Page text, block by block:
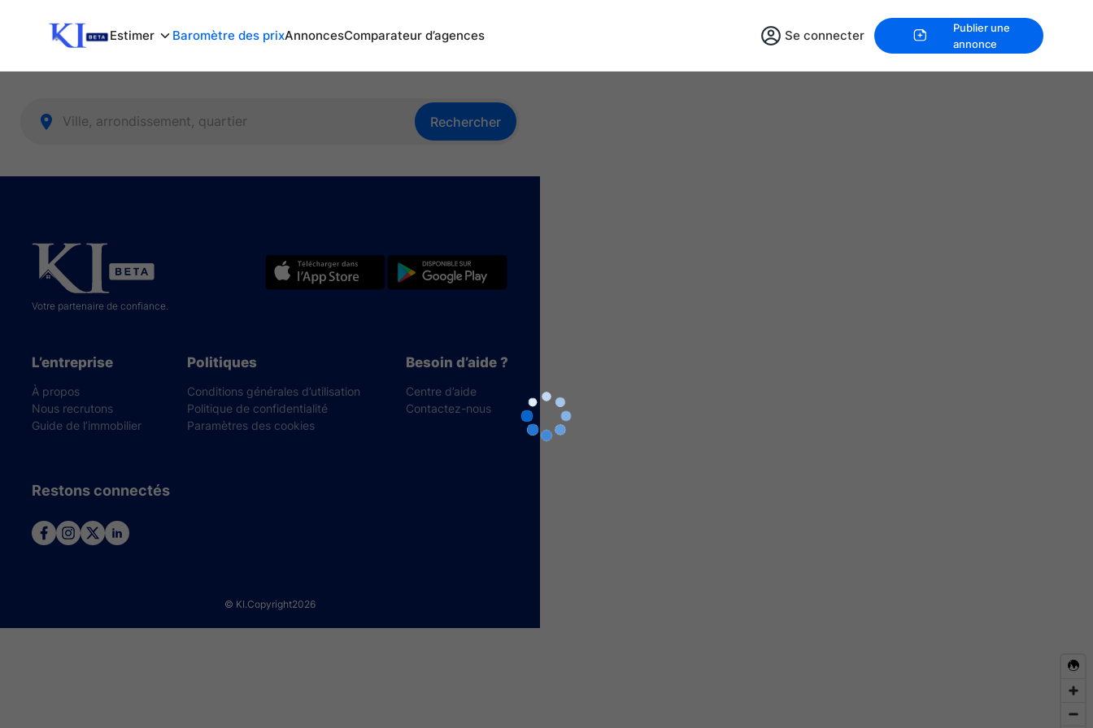
Estimer Baromètre des prixAnnoncesComparateur d’agences Se connecter
Publier une
annonce
Rechercher
Votre partenaire de confiance.
L’entreprise
À propos
Nous recrutons
Guide de l’immobilier
Politiques
Conditions générales d’utilisation
Politique de confidentialité
Paramètres des cookies
Besoin d’aide ?
Centre d’aide
Contactez-nous
Restons connectés
© KI.Copyright2026